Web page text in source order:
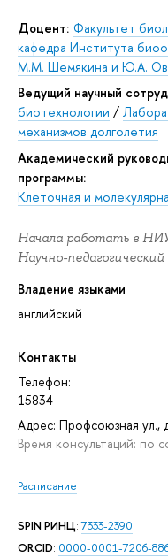
Доцент: Факультет
кафедра Института
М.М. Шемякина и Ю.А.
Ведущий научный
биотехнологии /
механизмов долголетия
Академический руководитель образовательной
программы:
Клеточная и
Начала работать в
Научно-
Владение языками
английский
Контакты
Телефон:
15834
Адрес: Профсоюзная ул.,
Время консультаций: по
Расписание
SPIN РИНЦ:7333-2390
ORCID: 0000-0001-7206-